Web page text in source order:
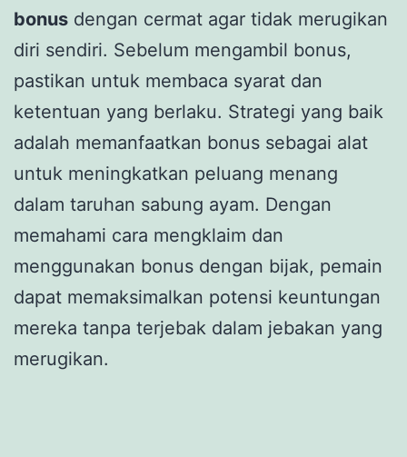
bonus dengan cermat agar tidak merugikan
diri sendiri. Sebelum mengambil bonus,
pastikan untuk membaca syarat dan
ketentuan yang berlaku. Strategi yang baik
adalah memanfaatkan bonus sebagai alat
untuk meningkatkan peluang menang
dalam taruhan sabung ayam. Dengan
memahami cara mengklaim dan
menggunakan bonus dengan bijak, pemain
dapat memaksimalkan potensi keuntungan
mereka tanpa terjebak dalam jebakan yang
merugikan.